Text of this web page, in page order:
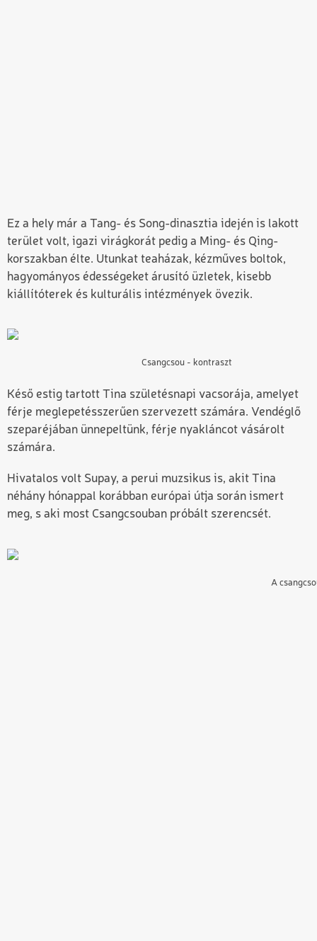
Ez a hely már a Tang- és Song-dinasztia idején is lakott
terület volt, igazi virágkorát pedig a Ming- és Qing-
korszakban élte. Utunkat teaházak, kézműves boltok,
hagyományos édességeket árusító üzletek, kisebb
kiállítóterek és kulturális intézmények övezik.
Csangcsou - kontraszt
Késő estig tartott Tina születésnapi vacsorája, amelyet
férje meglepetésszerűen szervezett számára. Vendéglő
szeparéjában ünnepeltünk, férje nyakláncot vásárolt
számára.
Hivatalos volt Supay, a perui muzsikus is, akit Tina
néhány hónappal korábban európai útja során ismert
meg, s aki most Csangcsouban próbált szerencsét.
A